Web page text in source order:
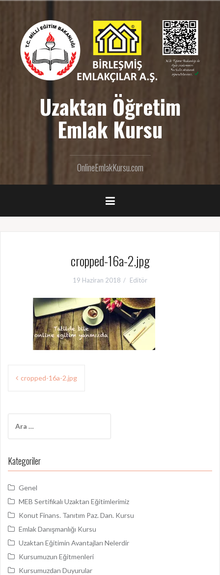
Uzaktan Öğretim
Emlak Kursu
OnlineEmlakKursu.com
cropped-16a-2.jpg
19 Haziran 2018 Editör
z
o
l
a
ş
ı
m
ı
cropped-16a-2.jpg
a
a
:
Kategoriler
Genel
MEB Sertifikalı Uzaktan Eğitimlerimiz
Konut Finans. Tanıtım Paz. Dan. Kursu
Emlak Danışmanlığı Kursu
Uzaktan Eğitimin Avantajları Nelerdir
Kursumuzun Eğitmenleri
Kursumuzdan Duyurular